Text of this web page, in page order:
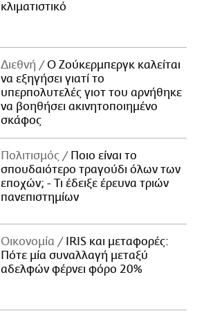
κλιματιστικό
Διεθνή
Ο Ζούκερμπεργκ καλείται
να εξηγήσει γιατί το
υπερπολυτελές γιοτ του αρνήθηκε
να βοηθήσει ακινητοποιημένο
σκάφος
Πολιτισμός
Ποιο είναι το
σπουδαιότερο τραγούδι όλων των
εποχών; - Τι έδειξε έρευνα τριών
πανεπιστημίων
Οικονομία
IRIS και μεταφορές:
Πότε μία συναλλαγή μεταξύ
αδελφών φέρνει φόρο 20%